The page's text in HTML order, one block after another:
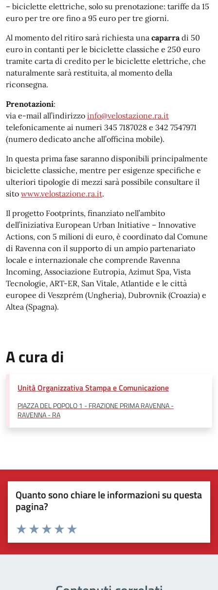
– biciclette elettriche, solo su prenotazione: tariffe da 15
euro per tre ore fino a 95 euro per tre giorni.
Al momento del ritiro sarà richiesta una caparradi 50
euro in contanti per le biciclette classiche e 250 euro
tramite carta di credito per le biciclette elettriche, che
naturalmente sarà restituita, al momento della
riconsegna.
Prenotazioni:
via e-mail all’indirizzo info@velostazione.ra.it
telefonicamente ai numeri 345 7187028 e 342 7547971
(numero dedicato anche all’officina mobile).
In questa prima fase saranno disponibili principalmente
biciclette classiche, mentre per esigenze specifiche e
ulteriori tipologie di mezzi sarà possibile consultare il
sito www.velostazione.ra.it.
Il progetto Footprints, finanziato nell’ambito
dell’iniziativa European Urban Initiative – Innovative
Actions, con 5 milioni di euro, è coordinato dal Comune
di Ravenna con il supporto di un ampio partenariato
locale e internazionale che comprende Ravenna
Incoming, Associazione Eutropia, Azimut Spa, Vista
Tecnologie, ART-ER, San Vitale, Atlantide e le città
europee di Veszprém (Ungheria), Dubrovnik (Croazia) e
Altea (Spagna).
A cura di
Unità Organizzativa Stampa e Comunicazione
PIAZZA DEL POPOLO 1 - FRAZIONE PRIMA RAVENNA -
RAVENNA - RA
Quanto sono chiare le informazioni su questa
pagina?
Valuta 5 stelle su 5
Valuta 4 stelle su 5
Valuta 3 stelle su 5
Valuta 2 stelle su 5
Valuta 1 stelle su 5